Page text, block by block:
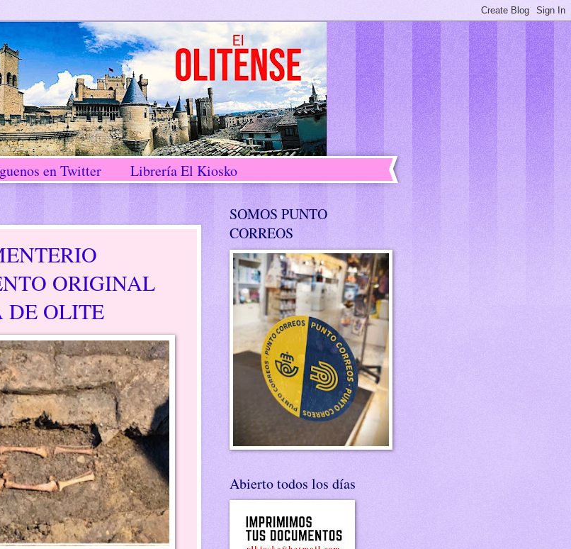
en Twitter Librería El Kiosko
ORIGINAL
DE OLITE
SOMOS PUNTO
CORREOS
Abierto todos los días